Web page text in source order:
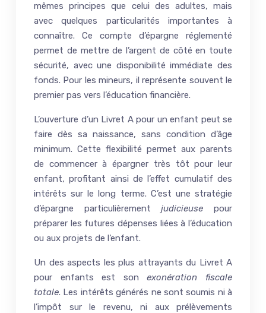
mêmes principes que celui des adultes, mais
avec quelques particularités importantes à
connaître. Ce compte d’épargne réglementé
permet de mettre de l’argent de côté en toute
sécurité, avec une disponibilité immédiate des
fonds. Pour les mineurs, il représente souvent le
premier pas vers l’éducation financière.
L’ouverture d’un Livret A pour un enfant peut se
faire dès sa naissance, sans condition d’âge
minimum. Cette flexibilité permet aux parents
de commencer à épargner très tôt pour leur
enfant, profitant ainsi de l’effet cumulatif des
intérêts sur le long terme. C’est une stratégie
d’épargne particulièrementjudicieuse pour
préparer les futures dépenses liées à l’éducation
ou aux projets de l’enfant.
Un des aspects les plus attrayants du Livret A
pour enfants est sonexonération fiscale
totale. Les intérêts générés ne sont soumis ni à
l’impôt sur le revenu, ni aux prélèvements